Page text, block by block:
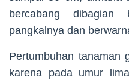
bercabang dibagian
pangkalnya dan
Pertumbuhan tanaman
karena pada umur